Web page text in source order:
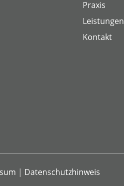
Praxis
Leistungen
Kontakt
| Datenschutzhinweis